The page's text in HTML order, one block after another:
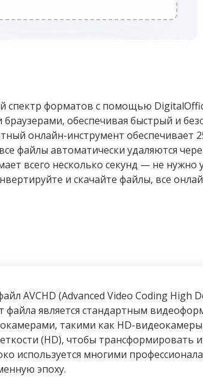
спектр форматов с помощью
обеспечивая быстрый и
онлайн-инструмент обеспечивает
файлы автоматически удаляются
всего несколько секунд — не
и скачайте файлы, все
AVCHD (Advanced Video Coding High
является стандартным
такими как HD-видеокамеры
(HD), чтобы трансформировать
используется многими
эпоху.